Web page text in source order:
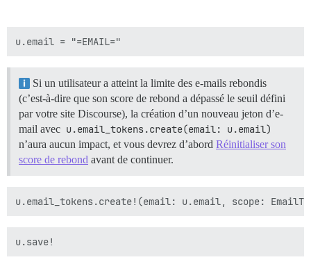
Si un utilisateur a atteint la limite des e-mails rebondis
(c’est-à-dire que son score de rebond a dépassé le seuil défini
par votre site Discourse), la création d’un nouveau jeton d’e-
mail avec u.email_tokens.create(email: u.email)
n’aura aucun impact, et vous devrez d’abord Réinitialiser son
score de rebond avant de continuer.